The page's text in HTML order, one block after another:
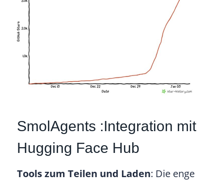
SmolAgents :Integration mit
Hugging Face Hub
Tools zum Teilen und Laden: Die enge